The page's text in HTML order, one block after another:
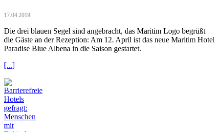
17.04.2019
Die drei blauen Segel sind angebracht, das Maritim Logo begrüßt
die Gäste an der Rezeption: Am 12. April ist das neue Maritim Hotel
Paradise Blue Albena in die Saison gestartet.
[...]